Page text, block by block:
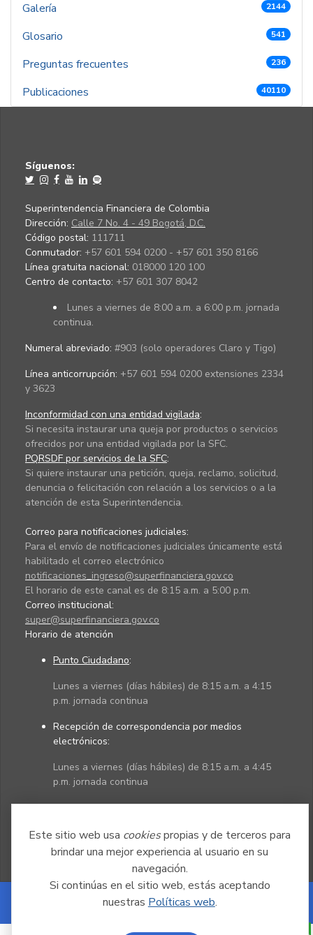
Este sitio web usa cookiespropias y de terceros para
brindar una mejor experiencia al usuario en su
navegación.
Si continúas en el sitio web, estás aceptando
nuestras Políticas web.
Galería 2144
Glosario 541
Preguntas frecuentes 236
Publicaciones 40110
Síguenos:
Superintendencia Financiera de Colombia
Dirección: Calle 7 No. 4 - 49 Bogotá, D.C.
Código postal: 111711
Conmutador: +57 601 594 0200 - +57 601 350 8166
Línea gratuita nacional: 018000 120 100
Centro de contacto: +57 601 307 8042
Lunes a viernes de 8:00 a.m. a 6:00 p.m. jornada
continua.
Numeral abreviado: #903 (solo operadores Claro y Tigo)
Línea anticorrupción: +57 601 594 0200 extensiones 2334
y 3623
Inconformidad con una entidad vigilada:
Si necesita instaurar una queja por productos o servicios
ofrecidos por una entidad vigilada por la SFC.
PQRSDF por servicios de la SFC:
Si quiere instaurar una petición, queja, reclamo, solicitud,
denuncia o felicitación con relación a los servicios o a la
atención de esta Superintendencia.
Correo para notificaciones judiciales:
Para el envío de notificaciones judiciales únicamente está
habilitado el correo electrónico
notificaciones_ingreso@superfinanciera.gov.co
El horario de este canal es de 8:15 a.m. a 5:00 p.m.
Correo institucional:
super@superfinanciera.gov.co
Horario de atención
Punto Ciudadano:
Lunes a viernes (días hábiles) de 8:15 a.m. a 4:15
p.m. jornada continua
Recepción de correspondencia por medios
electrónicos:
Lunes a viernes (días hábiles) de 8:15 a.m. a 4:45
p.m. jornada continua
Powered by Nexura